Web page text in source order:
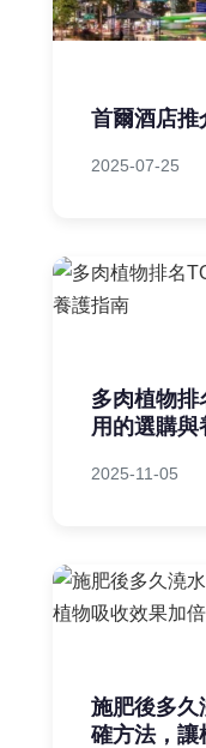
首爾酒店推
2025-07-25
多肉植物排
用的選購與
2025-11-05
施肥後多久
確方法，讓